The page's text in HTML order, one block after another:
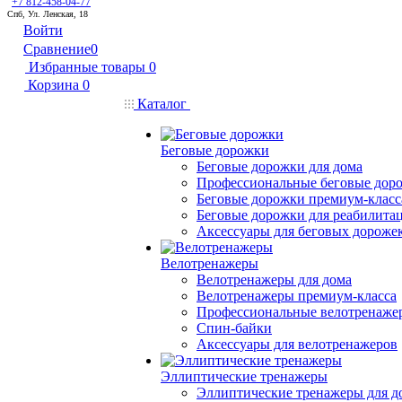
Спб, Ул. Ленская, 18
Войти
Сравнение0
Избранные товары 0
Корзина 0
Каталог
Беговые дорожки
Беговые дорожки для дома
Профессиональные беговые
Беговые дорожки премиум-
Беговые дорожки для
Аксессуары для беговых
Велотренажеры
Велотренажеры для дома
Велотренажеры премиум-класса
Профессиональные
Спин-байки
Аксессуары для велотренажеров
Эллиптические тренажеры
Эллиптические тренажеры для